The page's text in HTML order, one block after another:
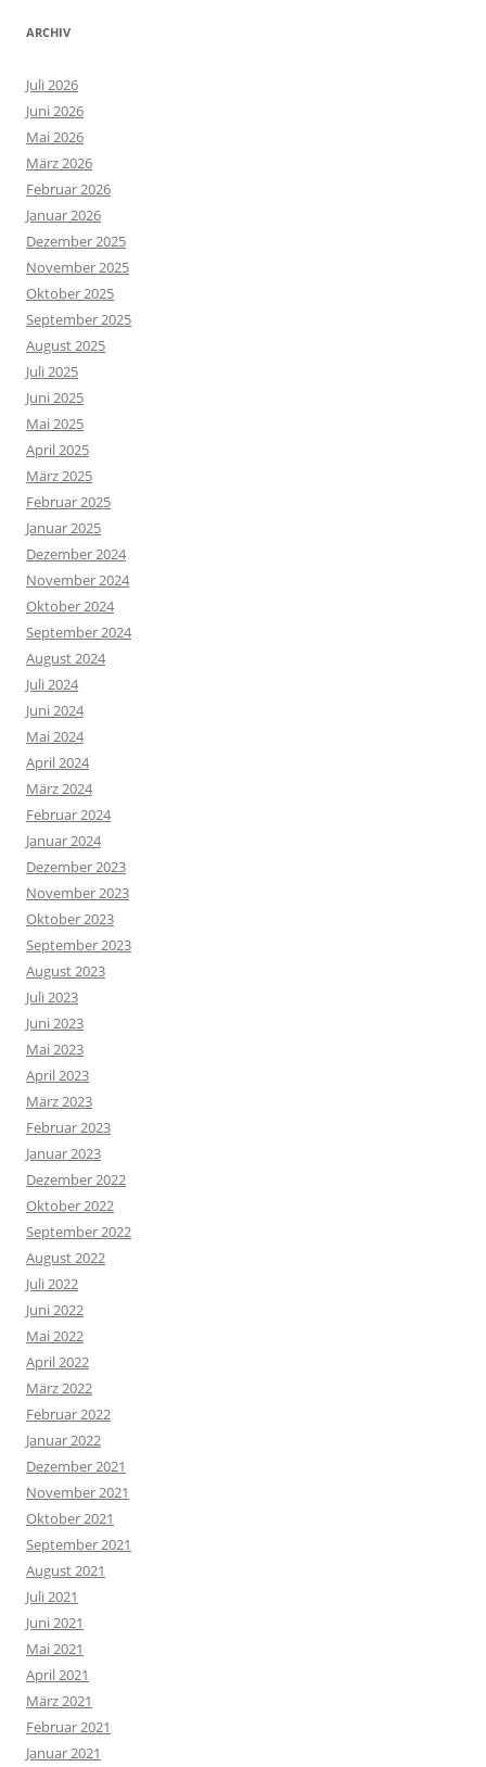
ARCHIV
Juli 2026
Juni 2026
Mai 2026
März 2026
Februar 2026
Januar 2026
Dezember 2025
November 2025
Oktober 2025
September 2025
August 2025
Juli 2025
Juni 2025
Mai 2025
April 2025
März 2025
Februar 2025
Januar 2025
Dezember 2024
November 2024
Oktober 2024
September 2024
August 2024
Juli 2024
Juni 2024
Mai 2024
April 2024
März 2024
Februar 2024
Januar 2024
Dezember 2023
November 2023
Oktober 2023
September 2023
August 2023
Juli 2023
Juni 2023
Mai 2023
April 2023
März 2023
Februar 2023
Januar 2023
Dezember 2022
Oktober 2022
September 2022
August 2022
Juli 2022
Juni 2022
Mai 2022
April 2022
März 2022
Februar 2022
Januar 2022
Dezember 2021
November 2021
Oktober 2021
September 2021
August 2021
Juli 2021
Juni 2021
Mai 2021
April 2021
März 2021
Februar 2021
Januar 2021